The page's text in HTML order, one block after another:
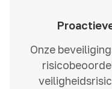
Onze